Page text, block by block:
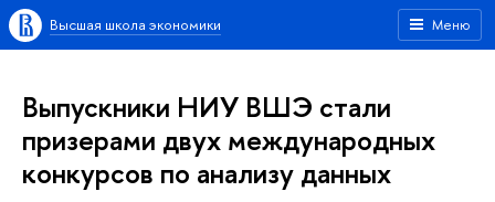
Меню
Высшая школа экономики
Выпускники НИУ ВШЭ стали
призерами двух международных
конкурсов по анализу данных